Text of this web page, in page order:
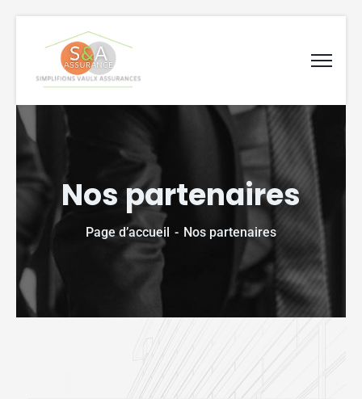
Nos partenaires
Page d’accueil Nos partenaires